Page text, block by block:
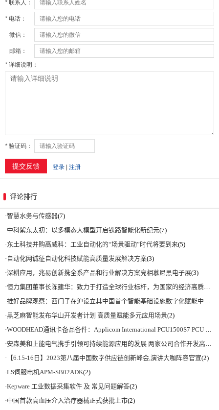
评论排行
·智慧水务与传感器(7)
·中科紫东太初：以多模态大模型开启铁路智能化新纪元(7)
·东土科技并购高威科：工业自动化的“场景驱动”时代将要到来(5)
· 自动化网诚征自动化科技赋能高质量发展解决方案(3)
·深耕应用，兆易创新携全系产品和行业解决方案亮相慕尼黑电子展(3)
·恒力集团董事长陈建华：致力于打造全球行业标杆，为国家的经济高质量发展贡献更大力量|上海电气集团党委书记、董事长吴磊来访
·推好品牌观察：西门子在沪设立其中国首个智能基础设施数字化赋能中心
·黑芝麻智能发布华山开发者计划 高质量赋能多元应用场景(2)
·WOODHEAD通讯卡备品备件：Applicom International PCU1500S7 PCU 1500 S7 V4.5.0
·安森美和上能电气携手引领可持续能源应用的发展 两家公司合作开发高性能储能和太阳能组串式逆变器方案 以实现可持续的未来
· 【6.15-16日】2023第八届中国数字供应链创新峰会,演讲大咖阵容官宣(2)
·LS伺服电机APM-SB02ADK(2)
·Kepware 工业数据采集软件 及 常见问题解答(2)
·中国首款高血压介入治疗器械正式获批上市(2)